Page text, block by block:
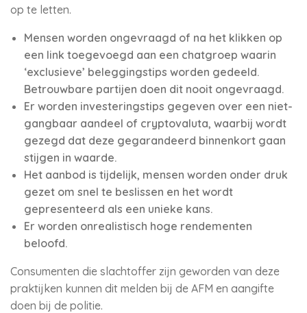
op te letten.
Mensen worden ongevraagd of na het klikken op
een link toegevoegd aan een chatgroep waarin
‘exclusieve’ beleggingstips worden gedeeld.
Betrouwbare partijen doen dit nooit ongevraagd.
Er worden investeringstips gegeven over een niet-
gangbaar aandeel of cryptovaluta, waarbij wordt
gezegd dat deze gegarandeerd binnenkort gaan
stijgen in waarde.
Het aanbod is tijdelijk, mensen worden onder druk
gezet om snel te beslissen en het wordt
gepresenteerd als een unieke kans.
Er worden onrealistisch hoge rendementen
beloofd.
Consumenten die slachtoffer zijn geworden van deze
praktijken kunnen dit melden bij de AFM en aangifte
doen bij de politie.